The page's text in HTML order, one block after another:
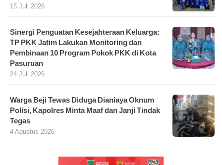
15 Juli 2026
Sinergi Penguatan Kesejahteraan Keluarga:
TP PKK Jatim Lakukan Monitoring dan
Pembinaan 10 Program Pokok PKK di Kota
Pasuruan
24 Juli 2026
Warga Beji Tewas Diduga Dianiaya Oknum
Polisi, Kapolres Minta Maaf dan Janji Tindak
Tegas
4 Agustus 2026